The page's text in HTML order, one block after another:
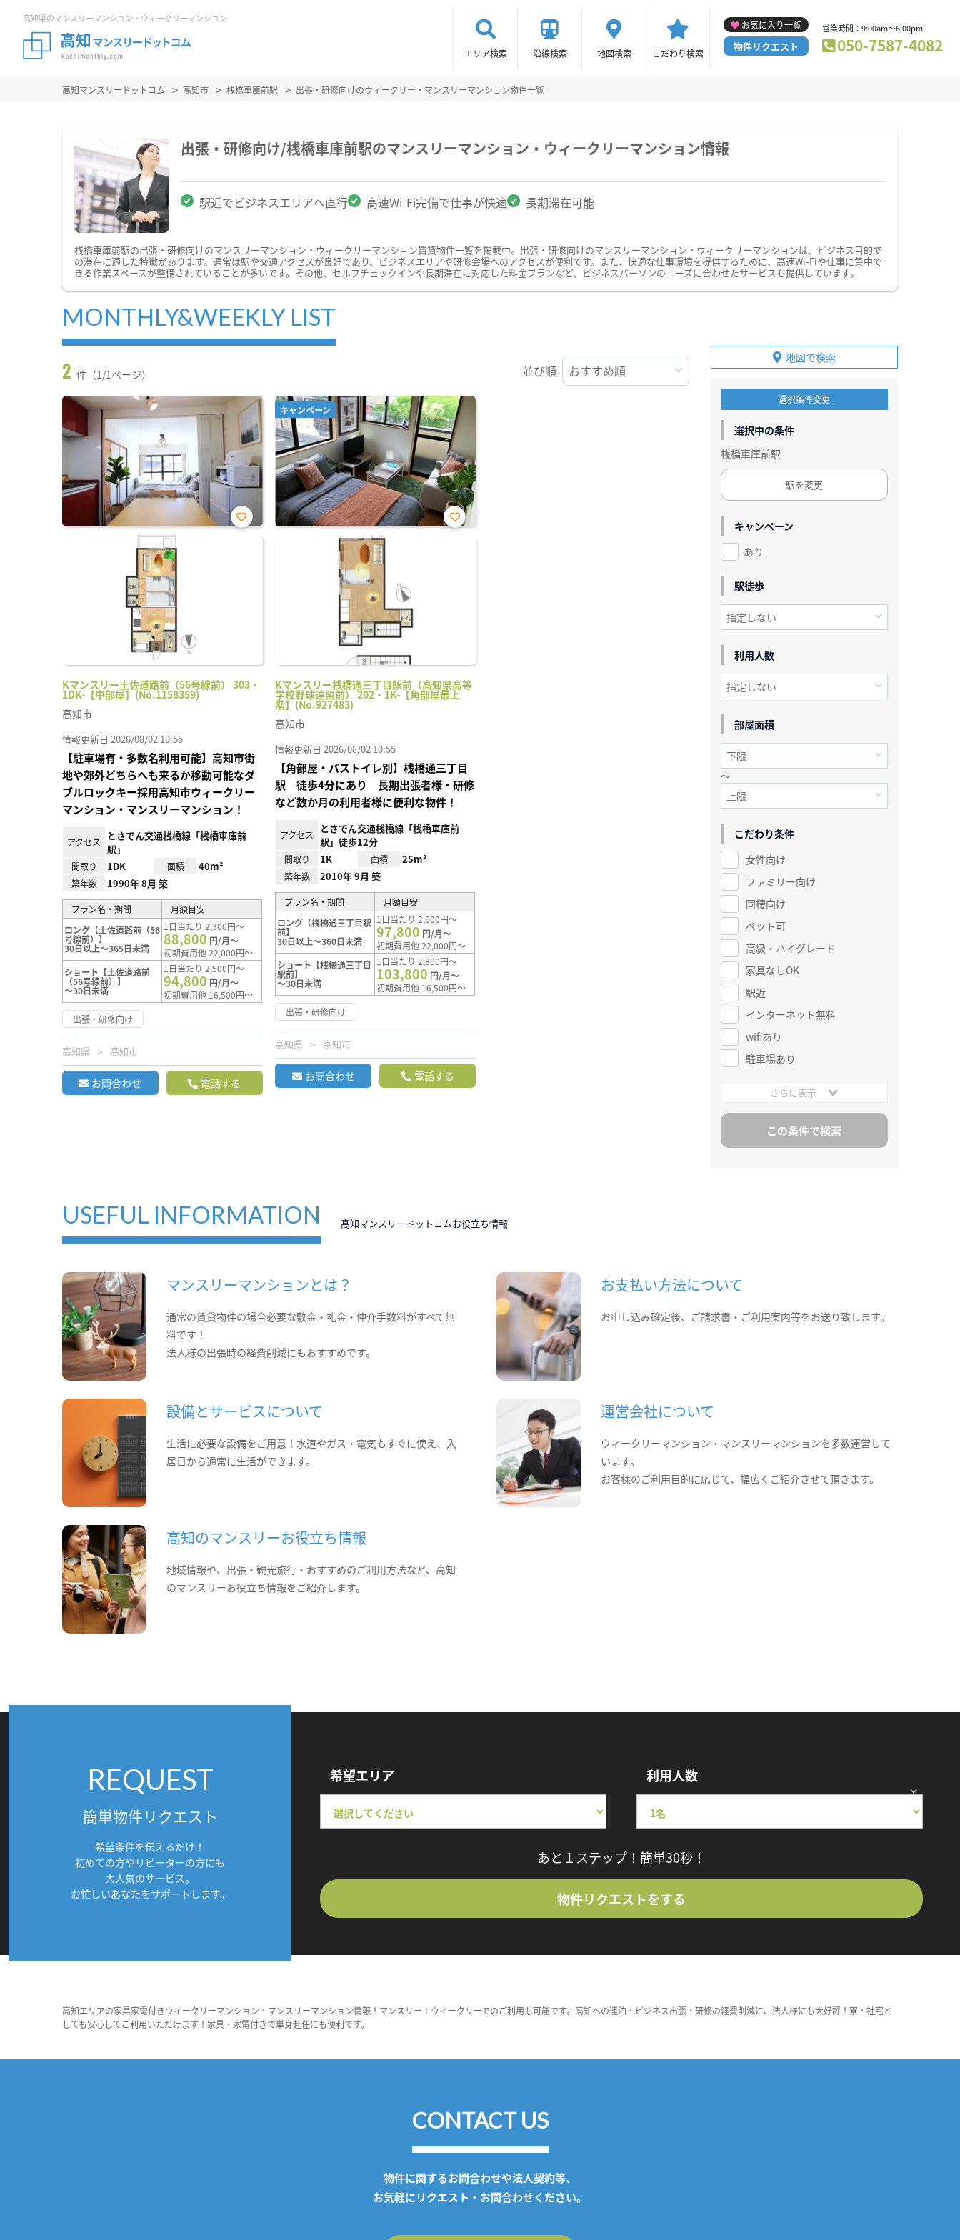
高知県のマンスリーマンション・ウィークリーマンション
エリア検索 沿線検索 地図検索 こだわり検索
お気に入り一覧
物件リクエスト
営業時間：9:00am～6:00pm
050-7587-4082
高知マンスリードットコム 高知市 桟橋車庫前駅 出張・研修向けのウィークリー・マンスリーマンション物件一覧
出張・研修向け/桟橋車庫前駅のマンスリーマンション・ウィークリーマンション情報
駅近でビジネスエリアへ直行 高速Wi-Fi完備で仕事が快適 長期滞在可能
桟橋車庫前駅の出張・研修向けのマンスリーマンション・ウィークリーマンション賃貸物件一覧を掲載中。出張・研修向けのマンスリーマンション・ウィークリーマンションは、ビジネス目的で
の滞在に適した特徴があります。通常は駅や交通アクセスが良好であり、ビジネスエリアや研修会場へのアクセスが便利です。また、快適な仕事環境を提供するために、高速Wi-Fiや仕事に集中で
きる作業スペースが整備されていることが多いです。その他、セルフチェックインや長期滞在に対応した料金プランなど、ビジネスパーソンのニーズに合わせたサービスも提供しています。
MONTHLY&WEEKLY LIST
2 件（1/1ページ） 並び順
Kマンスリー土佐道路前（56号線前） 303・
1DK-【中部屋】(No.1158359)
お気
高知市
情報更新日 2026/08/02 10:55
【駐車場有・多数名利用可能】高知市街
地や郊外どちらへも来るか移動可能なダ
ブルロックキー採用高知市ウィークリー
マンション・マンスリーマンション！
アクセス
とさでん交通桟橋線「桟橋車庫前
駅」
間取り 1DK 面積 40m²
築年数 1990年 8月 築
プラン名・期間
月額目安
ロング【土佐道路前（56
号線前）】
30日以上～365日未満
1日当たり 2,300円～
88,800 円/月～
初期費用他 22,000円～
ショート【土佐道路前
（56号線前）】
～30日未満
1日当たり 2,500円～
94,800 円/月～
初期費用他 16,500円～
出張・研修向け
高知県 高知市
お問合わせ 電話する
キャンペーン
Kマンスリー桟橋通三丁目駅前（高知県高等
学校野球連盟前） 202・1K-【角部屋最上
階】(No.927483)
お気
高知市
情報更新日 2026/08/02 10:55
【角部屋・バストイレ別】桟橋通三丁目
駅 徒歩4分にあり 長期出張者様・研修
など数か月の利用者様に便利な物件！
アクセス
とさでん交通桟橋線「桟橋車庫前
駅」徒歩12分
間取り 1K 面積 25m²
築年数 2010年 9月 築
プラン名・期間
月額目安
ロング【桟橋通三丁目駅
前】
30日以上～360日未満
1日当たり 2,600円～
97,800 円/月～
初期費用他 22,000円～
ショート【桟橋通三丁目
駅前】
～30日未満
1日当たり 2,800円～
103,800 円/月～
初期費用他 16,500円～
出張・研修向け
高知県 高知市
お問合わせ 電話する
地図で検索
選択条件変更
選択中の条件
桟橋車庫前駅
駅を変更
キャンペーン
あり
駅徒歩
利用人数
部屋面積
～
こだわり条件
女性向け
ファミリー向け
同棲向け
ペット可
高級・ハイグレード
家具なしOK
駅近
インターネット無料
wifiあり
駐車場あり
さらに表示
USEFUL INFORMATION 高知マンスリードットコムお役立ち情報
マンスリーマンションとは？
通常の賃貸物件の場合必要な敷金・礼金・仲介手数料がすべて無
料です！
法人様の出張時の経費削減にもおすすめです。
お支払い方法について
お申し込み確定後、ご請求書・ご利用案内等をお送り致します。
設備とサービスについて
生活に必要な設備をご用意！水道やガス・電気もすぐに使え、入
居日から通常に生活ができます。
運営会社について
ウィークリーマンション・マンスリーマンションを多数運営して
います。
お客様のご利用目的に応じて、幅広くご紹介させて頂きます。
高知のマンスリーお役立ち情報
地域情報や、出張・観光旅行・おすすめのご利用方法など、高知
のマンスリーお役立ち情報をご紹介します。
REQUEST
簡単物件リクエスト
希望条件を伝えるだけ！
初めての方やリピーターの方にも
大人気のサービス。
お忙しいあなたをサポートします。
希望エリア 利用人数
あと１ステップ！簡単30秒！
物件リクエストをする
高知エリアの家具家電付きウィークリーマンション・マンスリーマンション情報！マンスリー＋ウィークリーでのご利用も可能です。高知への連泊・ビジネス出張・研修の経費削減に、法人様にも大好評！寮・社宅と
しても安心してご利用いただけます！家具・家電付きで単身赴任にも便利です。
CONTACT US
物件に関するお問合わせや法人契約等、
お気軽にリクエスト・お問合わせください。